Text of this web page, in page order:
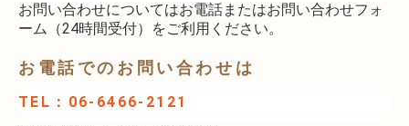
お問い合わせについてはお電話またはお問い合わせフォ
ーム（24時間受付）をご利用ください。
お電話でのお問い合わせは
TEL：06-6466-2121